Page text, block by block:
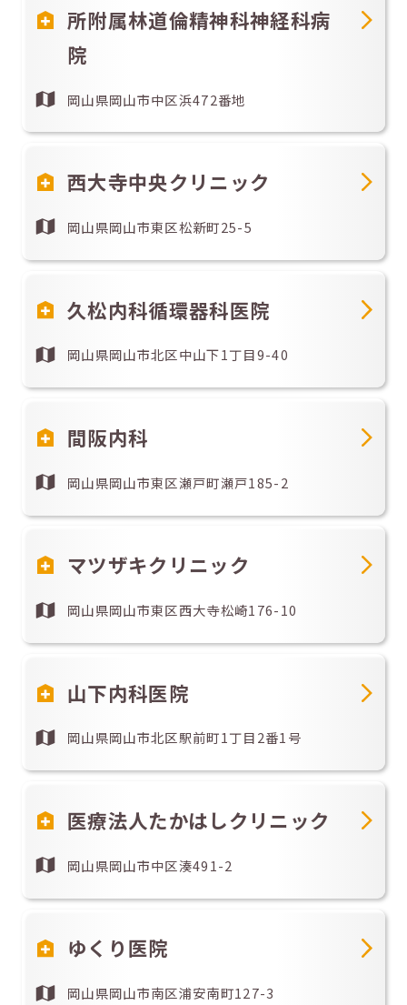
所附属林道倫精神科神経科病
院
岡山県岡山市中区浜472番地
西大寺中央クリニック
岡山県岡山市東区松新町25-5
久松内科循環器科医院
岡山県岡山市北区中山下1丁目9-40
間阪内科
岡山県岡山市東区瀬戸町瀬戸185-2
マツザキクリニック
岡山県岡山市東区西大寺松崎176-10
山下内科医院
岡山県岡山市北区駅前町1丁目2番1号
医療法人たかはしクリニック
岡山県岡山市中区湊491-2
ゆくり医院
岡山県岡山市南区浦安南町127-3